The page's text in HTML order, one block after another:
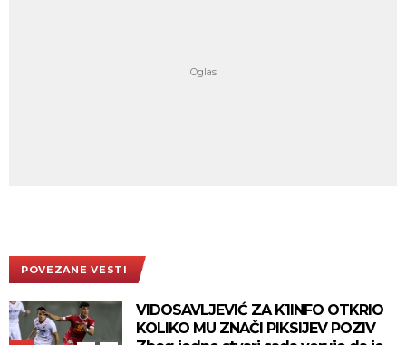
POVEZANE VESTI
VIDOSAVLJEVIĆ ZA K1INFO OTKRIO
KOLIKO MU ZNAČI PIKSIJEV POZIV